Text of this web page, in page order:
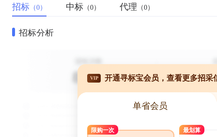
招标 （0） 中标 （0） 代理 （0）
招标分析
VIP 开通寻标宝会员，查看更多招采
单省会员
限购一次 最划算